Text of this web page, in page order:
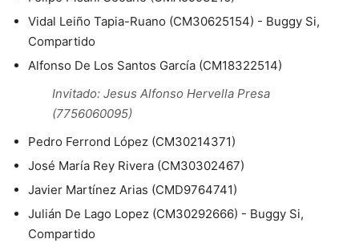
Vidal Leiño Tapia-Ruano (CM30625154) - Buggy Si,
Compartido
Alfonso De Los Santos García (CM18322514)
Invitado: Jesus Alfonso Hervella Presa
(7756060095)
Pedro Ferrond López (CM30214371)
José María Rey Rivera (CM30302467)
Javier Martínez Arias (CMD9764741)
Julián De Lago Lopez (CM30292666) - Buggy Si,
Compartido